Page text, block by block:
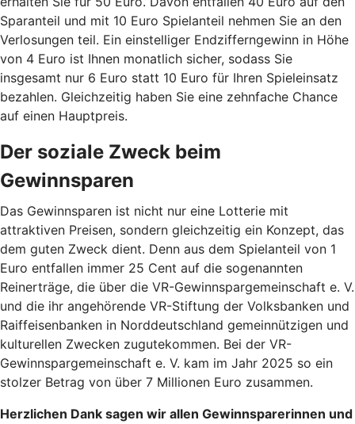
Sparanteil und mit 10 Euro Spielanteil nehmen Sie an den
Verlosungen teil. Ein einstelliger Endzifferngewinn in Höhe
von 4 Euro ist Ihnen monatlich sicher, sodass Sie
insgesamt nur 6 Euro statt 10 Euro für Ihren Spieleinsatz
bezahlen. Gleichzeitig haben Sie eine zehnfache Chance
auf einen Hauptpreis.
Der soziale Zweck beim
Gewinnsparen
Das Gewinnsparen ist nicht nur eine Lotterie mit
attraktiven Preisen, sondern gleichzeitig ein Konzept, das
dem guten Zweck dient. Denn aus dem Spielanteil von 1
Euro entfallen immer 25 Cent auf die sogenannten
Reinerträge, die über die VR-Gewinnspargemeinschaft e. V.
und die ihr angehörende VR-Stiftung der Volksbanken und
Raiffeisenbanken in Norddeutschland gemeinnützigen und
kulturellen Zwecken zugutekommen. Bei der VR-
Gewinnspargemeinschaft e. V. kam im Jahr 2025 so ein
stolzer Betrag von über 7 Millionen Euro zusammen.
Herzlichen Dank sagen wir allen Gewinnsparerinnen und